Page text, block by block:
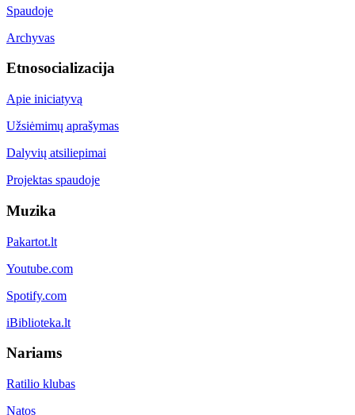
Spaudoje
Archyvas
Etnosocializacija
Apie iniciatyvą
Užsiėmimų aprašymas
Dalyvių atsiliepimai
Projektas spaudoje
Muzika
Pakartot.lt
Youtube.com
Spotify.com
iBiblioteka.lt
Nariams
Ratilio klubas
Natos